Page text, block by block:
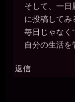
そして、一日
に投稿してみ
毎日じゃなく
自分の生活を
返信